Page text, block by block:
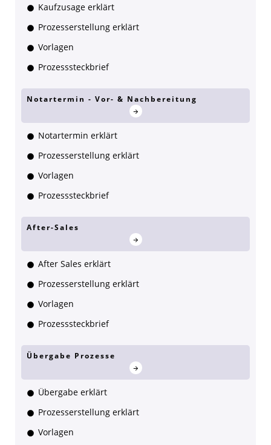
Kaufzusage erklärt
Prozesserstellung erklärt
Vorlagen
Prozesssteckbrief
Notartermin - Vor- & Nachbereitung
Notartermin erklärt
Prozesserstellung erklärt
Vorlagen
Prozesssteckbrief
After-Sales
After Sales erklärt
Prozesserstellung erklärt
Vorlagen
Prozesssteckbrief
Übergabe Prozesse
Übergabe erklärt
Prozesserstellung erklärt
Vorlagen